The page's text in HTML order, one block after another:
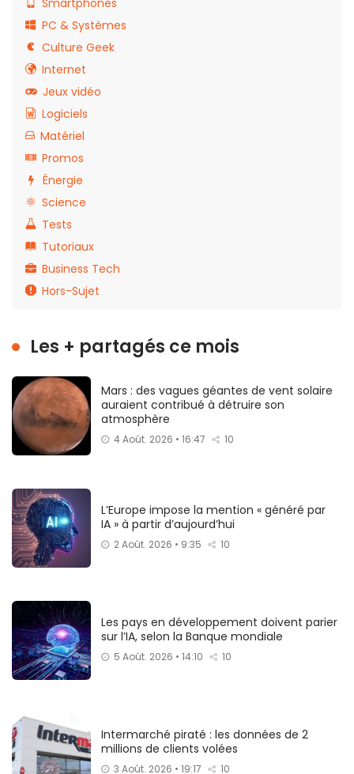
Smartphones
PC & Systèmes
Culture Geek
Internet
Jeux vidéo
Logiciels
Matériel
Promos
Énergie
Science
Tests
Tutoriaux
Business Tech
Hors-Sujet
Les + partagés ce mois
Mars : des vagues géantes de vent solaire
auraient contribué à détruire son
atmosphère
4 Août. 2026 • 16:47 10
L’Europe impose la mention « généré par
IA » à partir d’aujourd’hui
2 Août. 2026 • 9:35 10
Les pays en développement doivent parier
sur l’IA, selon la Banque mondiale
5 Août. 2026 • 14:10 10
Intermarché piraté : les données de 2
millions de clients volées
3 Août. 2026 • 19:17 10